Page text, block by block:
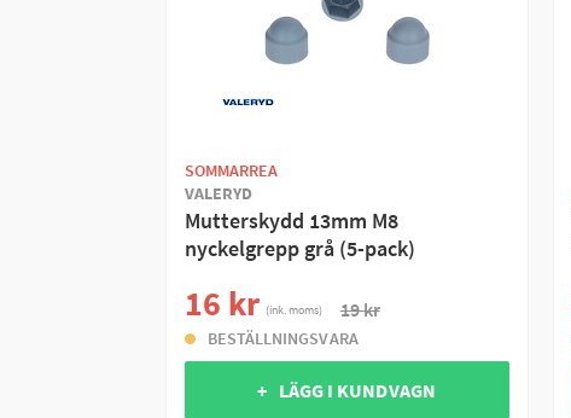
SOMMARREA
VALERYD
Mutterskydd 13mm M8
nyckelgrepp grå (5-pack)
16 kr (ink. moms) 19 kr
BESTÄLLNINGSVARA
+ LÄGG I KUNDVAGN